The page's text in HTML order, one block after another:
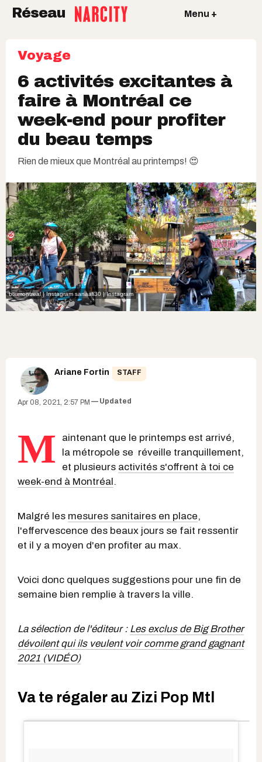
Réseau Menu +
Voyage
6 activités excitantes à
faire à Montréal ce
week-end pour profiter
du beau temps
Rien de mieux que Montréal au printemps! 😍
biximontreal | Instagramsanaali30 | Instagram
Ariane Fortin STAFF
Apr 08, 2021, 2:57 PM Updated
M
aintenant que le printemps est arrivé,
la métropole se réveille tranquillement,
et plusieurs activités s'offrent à toi ce
week-end à Montréal.
Malgré les mesures sanitaires en place,
l'effervescence des beaux jours se fait ressentir
et il y a moyen d'en profiter au max.
Voici donc quelques suggestions pour une fin de
semaine bien remplie à travers la ville.
La sélection de l'éditeur : Les exclus de Big Brother
dévoilent qui ils veulent voir comme grand gagnant
2021 (VIDÉO)
Va te régaler au Zizi Pop Mtl